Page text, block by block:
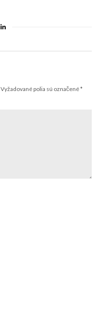
Vyžadované polia sú označené*